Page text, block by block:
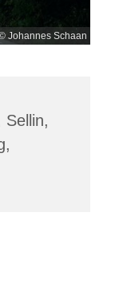
Johannes Schaan
Sellin,